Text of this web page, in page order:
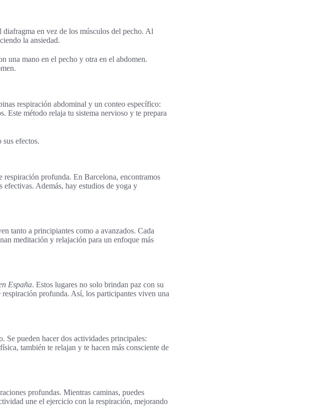
en vez de los músculos del pecho. Al
la ansiedad.
una mano en el pecho y otra en el abdomen.
respiración abdominal y un conteo específico:
Este método relaja tu sistema nervioso y te prepara
efectos.
respiración profunda. En Barcelona, encontramos
efectivas. Además, hay estudios de yoga y
tanto a principiantes como a avanzados. Cada
meditación y relajación para un enfoque más
España. Estos lugares no solo brindan paz con su
profunda. Así, los participantes viven una
Se pueden hacer dos actividades principales:
también te relajan y te hacen más consciente de
profundas. Mientras caminas, puedes
une el ejercicio con la respiración, mejorando